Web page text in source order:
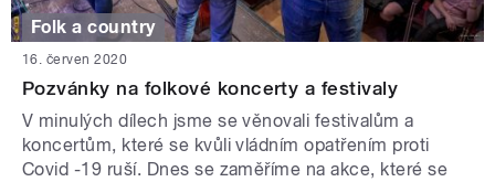
Folk a country
16. červen 2020
Pozvánky na folkové koncerty a festivaly
V minulých dílech jsme se věnovali festivalům a
koncertům, které se kvůli vládním opatřením proti
Covid -19 ruší. Dnes se zaměříme na akce, které se